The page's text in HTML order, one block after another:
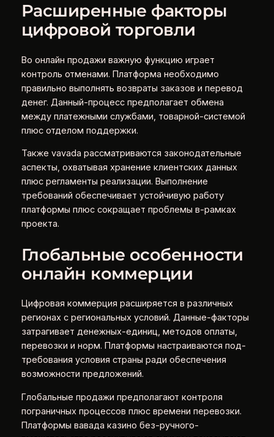
Расширенные факторы
цифровой торговли
Во онлайн продажи важную функцию играет
контроль отменами. Платформа необходимо
правильно выполнять возвраты заказов и перевод
денег. Данный-процесс предполагает обмена
между платежными службами, товарной-системой
плюс отделом поддержки.
Также vavada рассматриваются законодательные
аспекты, охватывая хранение клиентских данных
плюс регламенты реализации. Выполнение
требований обеспечивает устойчивую работу
платформы плюс сокращает проблемы в-рамках
проекта.
Глобальные особенности
онлайн коммерции
Цифровая коммерция расширяется в различных
регионах с региональных условий. Данные-факторы
затрагивает денежных-единиц, методов оплаты,
перевозки и норм. Платформы настраиваются под-
требования условия страны ради обеспечения
возможности предложений.
Глобальные продажи предполагают контроля
пограничных процессов плюс времени перевозки.
Платформы вавада казино без-ручного-